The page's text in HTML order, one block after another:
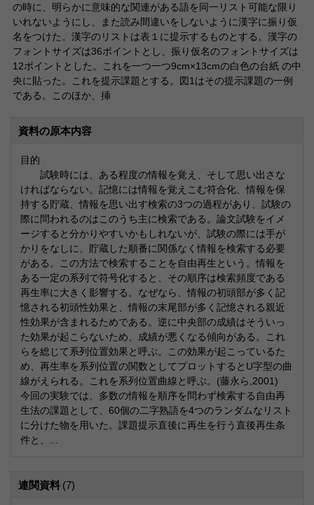
の時に、明らかに意味的な関連がある語を同一リスト可能な限り
いれないようにし、また読み間違いをしないように漢字に振り仮
名をつけた。漢字のリストは表１に提示するものとする。漢字の
フォントサイズは36ポイントとし、振り仮名のフォントサイズは
12ポイントとした。これを一つ一つ9cm×13cmの白色の台紙 の中
央に貼った。これを提示課題とする。図1はその提示課題の一例
である。このほか、挿
資料の原本内容
目的
試験時には、ある程度の情報を覚え、そして思い出さな
ければならない。記憶には情報を覚えこむ符合化、情報を保
持する貯蔵、情報を思い出す検索の3つの過程があり、試験の
際に問われるのはこのうち主に検索である。論文試験をイメ
ージすると分かりやすいかもしれないが、試験の際には手が
かりをなしに、貯蔵した順番に関係なく情報を検索する必要
がある。この方法で検索することを自由再生という。情報を
ある一定の系列で符号化すると、その順序は検索頻度である
再生率に大きく影響する。なぜなら、情報の初頭部が多く記
憶される初頭性効果と、情報の末尾部が多く記憶される親近
性効果が含まれるためである。逆に中央部の成績はそういっ
た効果が起こらないため、成績が悪くなる傾向がある。これ
らを総じて系列位置効果と呼ぶ。この効果が起こっているた
め、再生率を系列位置の関数としてプロットするとU字型の曲
線がえられる。これを系列位置曲線と呼ぶ。(藤永ら,2001)
今回の実験では、多数の情報を順序を問わず検索する自由再
生法の課題として、60個の二字熟語を4つのランダムなリスト
に分けた物を用いた。課題提示直後に再生を行う直後再生条
件と、...
連関資料 (7)